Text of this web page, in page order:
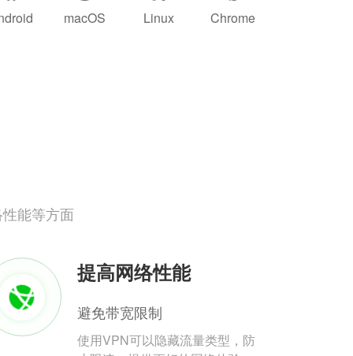
macOS Linux Chrome
能等方面
提高网络性能
避免带宽限制
使用VPN可以隐藏流量类型，防